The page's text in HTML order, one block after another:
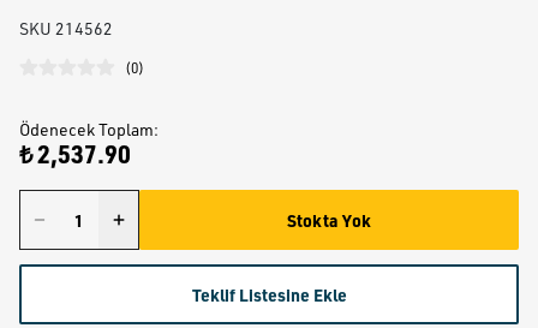
SKU 214562
(0)
Ödenecek Toplam:
₺ 2,537.90
Stokta Yok
Teklif Listesine Ekle